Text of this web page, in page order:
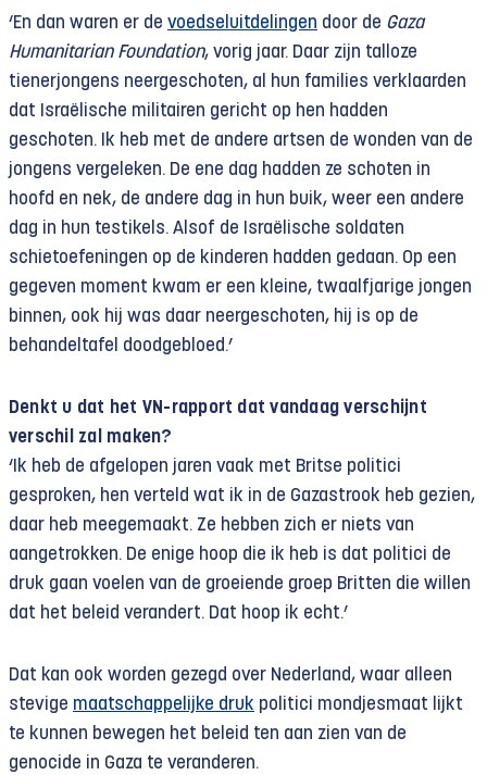
‘En dan waren er de voedseluitdelingen door de Gaza
Humanitarian Foundation, vorig jaar. Daar zijn talloze
tienerjongens neergeschoten, al hun families verklaarden
dat Israëlische militairen gericht op hen hadden
geschoten. Ik heb met de andere artsen de wonden van de
jongens vergeleken. De ene dag hadden ze schoten in
hoofd en nek, de andere dag in hun buik, weer een andere
dag in hun testikels. Alsof de Israëlische soldaten
schietoefeningen op de kinderen hadden gedaan. Op een
gegeven moment kwam er een kleine, twaalfjarige jongen
binnen, ook hij was daar neergeschoten, hij is op de
behandeltafel doodgebloed.’
Denkt u dat het VN-rapport dat vandaag verschijnt
verschil zal maken?
‘Ik heb de afgelopen jaren vaak met Britse politici
gesproken, hen verteld wat ik in de Gazastrook heb gezien,
daar heb meegemaakt. Ze hebben zich er niets van
aangetrokken. De enige hoop die ik heb is dat politici de
druk gaan voelen van de groeiende groep Britten die willen
dat het beleid verandert. Dat hoop ik echt.’
Dat kan ook worden gezegd over Nederland, waar alleen
stevige maatschappelijke druk politici mondjesmaat lijkt
te kunnen bewegen het beleid ten aan zien van de
genocide in Gaza te veranderen.